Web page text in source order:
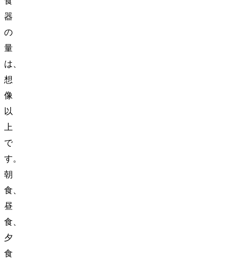
器
の
量
は、
想
像
以
上
で
す。
朝
食、
昼
食、
夕
食